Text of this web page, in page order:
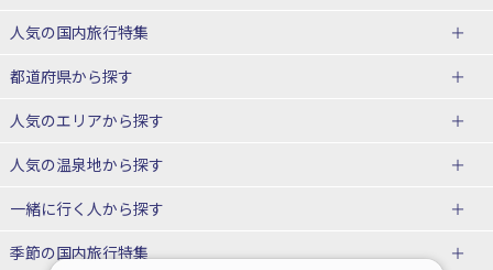
赤い風船ダイナミックパッケージ
ＪＡＬで行く飛行機+ホテルパック
人気の国内旅行特集
東京ディズニーリゾート®への旅
ユニバーサル・スタジオ・ジャパ
都道府県から探す
北海道旅行・ツアー
東北
青森旅行・ツアー
人気のエリアから探す
函館旅行
人気の温泉地から探す
北海道
湯の川温泉(北海道)
一緒に行く人から探す
一人旅 国内版
季節の国内旅行特集